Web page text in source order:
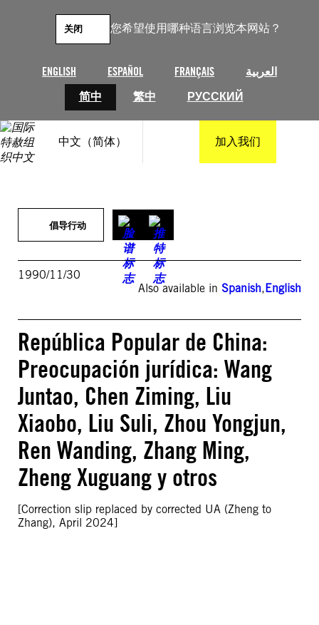
您希望使用哪种语言浏览本网站？
ENGLISH ESPAÑOL FRANÇAIS
العربية
简中
繁中 РУССКИЙ
关闭
中文（简体） 加入我们
倡导行动
1990/11/30
Also available in Spanish,English
República Popular de China:
Preocupación jurídica: Wang
Juntao, Chen Ziming, Liu
Xiaobo, Liu Suli, Zhou Yongjun,
Ren Wanding, Zhang Ming,
Zheng Xuguang y otros
[Correction slip replaced by corrected UA (Zheng to
Zhang), April 2024]